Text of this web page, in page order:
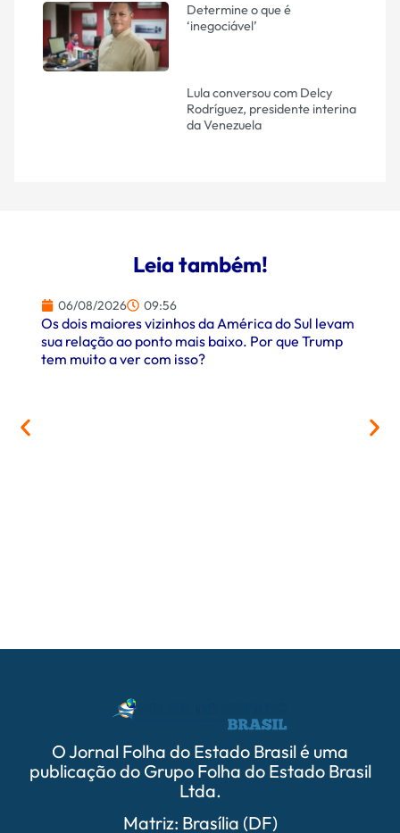
Determine o que é
‘inegociável’
Lula conversou com Delcy
Rodríguez, presidente interina
da Venezuela
Leia também!
06/08/2026 09:56
Os dois maiores vizinhos da América do Sul levam
sua relação ao ponto mais baixo. Por que Trump
tem muito a ver com isso?
O Jornal Folha do Estado Brasil é uma
publicação do Grupo Folha do Estado Brasil
Ltda.
Matriz: Brasília (DF)